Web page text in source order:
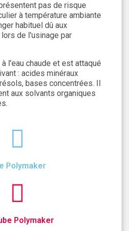
pas de risque
à température ambiante
habituel dû aux
de l'usinage par
l'eau chaude et est attaqué
: acides minéraux
bases concentrées. Il
aux solvants organiques
Polymaker
Polymaker